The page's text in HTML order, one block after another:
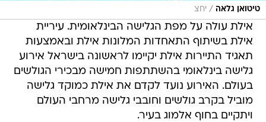
טיטואן גלאה / יחצ
אילת עולה על מפת הגלישה הבינלאומית. עיריית
אילת בשיתוף התאחדות המלונות אילת ובאמצעות
תאגיד התיירות אילת יקיימו לראשונה בישראל אירוע
גלישה בינלאומי בהשתתפות חמישה מבכירי הגולשים
בעולם. האירוע נועד לקדם את אילת כמוקד גלישה
מוביל בקרב גולשים וחובבי גלישה מרחבי העולם
ויתקיים בחוף אלמוג בעיר.